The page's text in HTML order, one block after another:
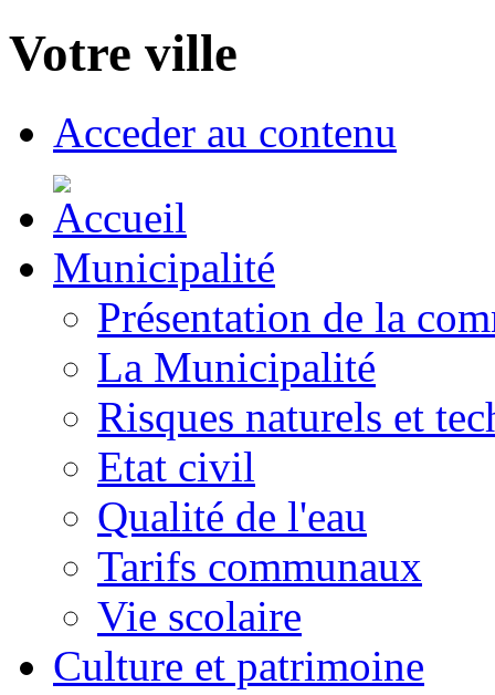
Votre ville
Acceder au contenu
Municipalité
Présentation de la
La Municipalité
Risques naturels et
Etat civil
Qualité de l'eau
Tarifs communaux
Vie scolaire
Culture et patrimoine